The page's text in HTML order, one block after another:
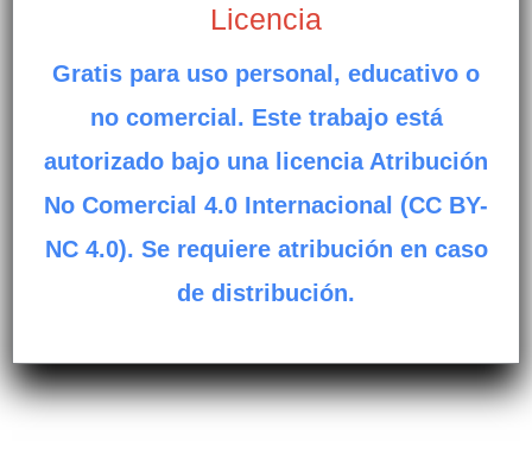
Licencia
Gratis para uso personal, educativo o
no comercial. Este trabajo está
autorizado bajo una licencia Atribución
No Comercial 4.0 Internacional (CC BY-
NC 4.0). Se requiere atribución en caso
de distribución.